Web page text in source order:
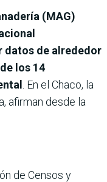
(MAG)
datos de alrededor
los 14
. En el Chaco, la
afirman desde la
de Censos y